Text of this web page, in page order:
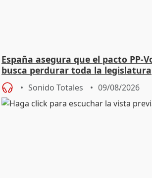
España asegura que el pacto PP-
busca perdurar toda la legislatura
Sonido Totales 09/08/2026